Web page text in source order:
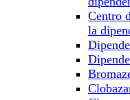
Centro
la